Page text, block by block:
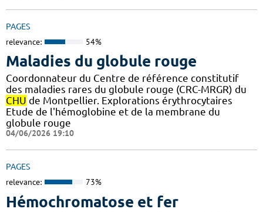
PAGES
relevance: 54%
Maladies du globule rouge
Coordonnateur du Centre de référence constitutif
des maladies rares du globule rouge (CRC-MRGR) du
CHU de Montpellier. Explorations érythrocytaires
Etude de l'hémoglobine et de la membrane du
globule rouge
04/06/2026 19:10
PAGES
relevance: 73%
Hémochromatose et fer